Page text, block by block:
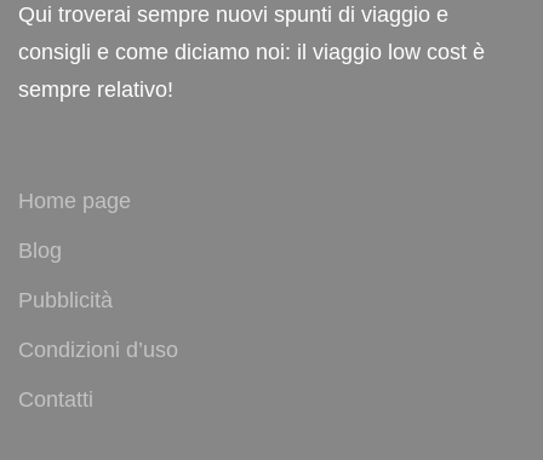
Qui troverai sempre nuovi spunti di viaggio e
consigli e come diciamo noi: il viaggio low cost è
sempre relativo!
Home page
Blog
Pubblicità
Condizioni d’uso
Contatti